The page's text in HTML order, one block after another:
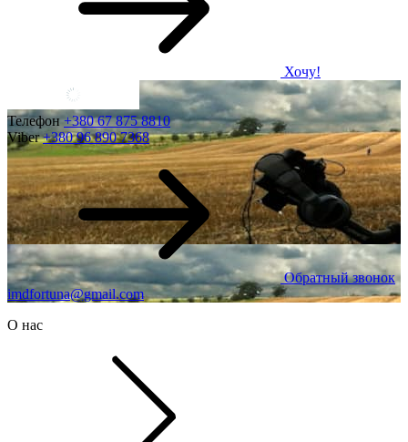
Хочу!
Телефон+380 67 875 8810
Viber+380 96 890 7368
Обратный звонок
imdfortuna@gmail.com
О нас